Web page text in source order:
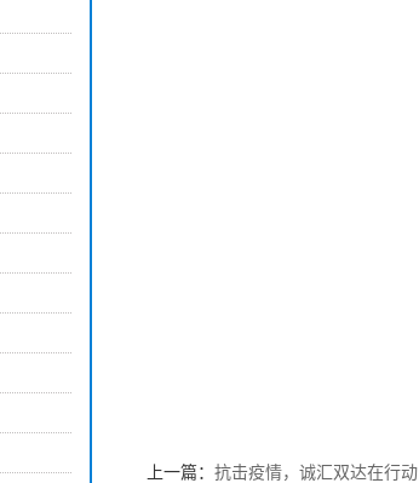
上一篇： 抗击疫情，诚汇双达在行动